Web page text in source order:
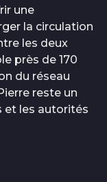
une
la circulation
les deux
près de 170
du réseau
reste un
et les autorités